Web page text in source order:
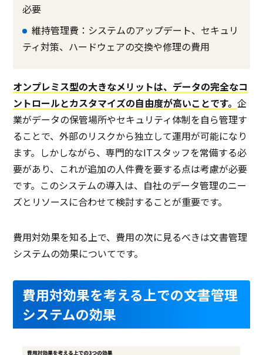
必要
維持管理費：システムのアップデート、セキュリ
ティ対策、ハードウェアの交換や修理の費用
オンプレミス型の大きなメリットは、データの完全なコ
ントロールとカスタマイズの自由度が高いことです。企
業がデータの保管場所やセキュリティ体制を自ら管理す
ることで、外部のリスクから独立して運用が可能になり
ます。しかしながら、専門的なITスタッフを常備する必
要があり、これが追加の人件費を要する点は考慮が必要
です。このシステムの導入は、自社のデータ管理のニー
ズとリソースに合わせて検討することが重要です。
費用対効果を知る上で、費用の次に見るべきは文書管理
システムの効果についてです。
費用対効果を考える上での文書管理
システムの効果